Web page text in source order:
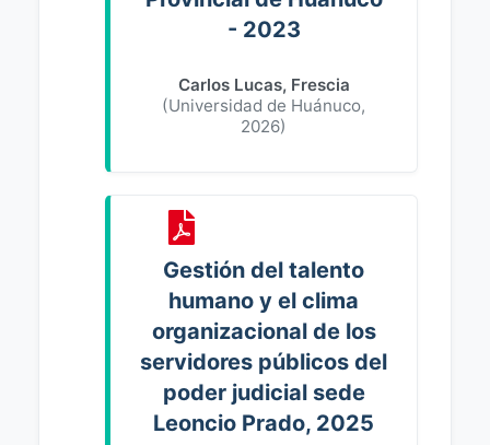
- 2023
Carlos Lucas, Frescia
(Universidad de Huánuco,
2026)
Gestión del talento
humano y el clima
organizacional de los
servidores públicos del
poder judicial sede
Leoncio Prado, 2025